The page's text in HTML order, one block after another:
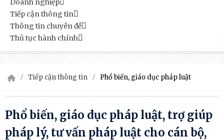
Doanh nghiệp
Tiếp cận thông tin
Thông tin chuyên đề
Thủ tục hành chính
Tiếp cận thông tin Phổ biến, giáo dục pháp luật
Phổ biến, giáo dục pháp luật, trợ giúp
pháp lý, tư vấn pháp luật cho cán bộ,